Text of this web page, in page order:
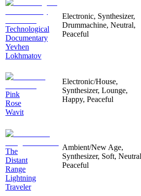
Technological
Documentary
Yevhen
Lokhmatov
Electronic, Synthesizer,
Drummachine, Neutral,
Peaceful
Pink
Rose
Wavit
Electronic/House,
Synthesizer, Lounge,
Happy, Peaceful
The
Distant
Range
Lightning
Traveler
Ambient/New Age,
Synthesizer, Soft,
Peaceful